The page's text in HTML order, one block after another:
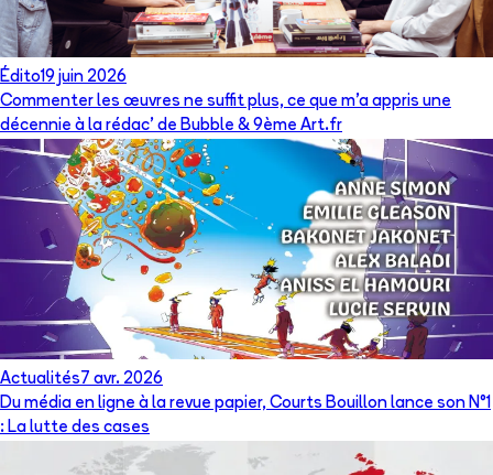
Édito19 juin 2026
Commenter les œuvres ne suffit plus, ce que m’a appris une
décennie à la rédac’ de Bubble & 9ème Art.fr
Actualités 7 avr. 2026
Du média en ligne à la revue papier, Courts Bouillon lance son N°1
: La lutte des cases